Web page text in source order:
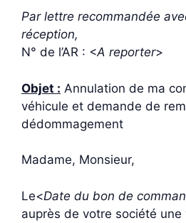
Par lettre recommandée
réception,
N° de l’AR : <A reporter>
Objet : Annulation de ma
véhicule et demande de
dédommagement
Madame, Monsieur,
Le<Date du bon de
auprès de votre société une